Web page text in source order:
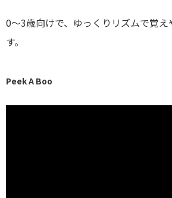
0〜3歳向けで、ゆっくりリズムで覚
す。
Peek A Boo